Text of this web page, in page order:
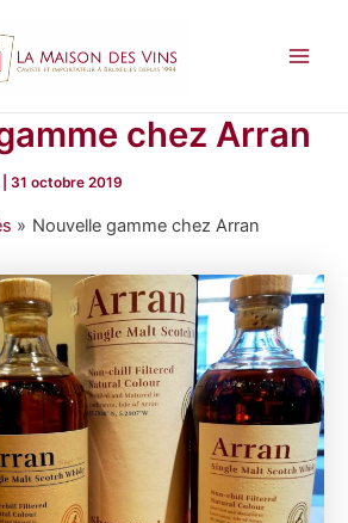
chez Arran
31 octobre 2019
Nouvelle gamme chez Arran